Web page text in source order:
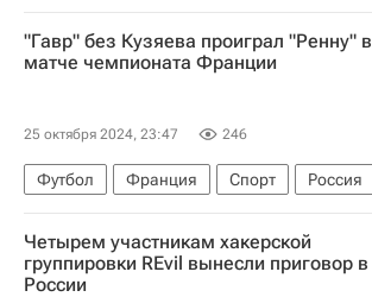
"Гавр" без Кузяева проиграл "Ренну" в
матче чемпионата Франции
25 октября 2024, 23:47 246
Футбол Франция Спорт
Россия
Далер Кузяев
Гавр Ренн
Четырем участникам хакерской
группировки REvil вынесли приговор в
России